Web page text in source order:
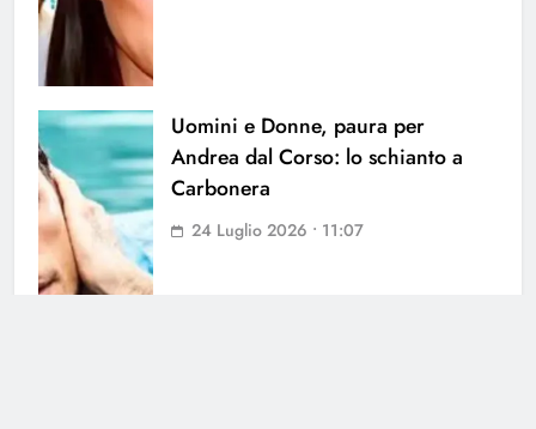
Uomini e Donne, paura per
Andrea dal Corso: lo schianto a
Carbonera
24 Luglio 2026 • 11:07